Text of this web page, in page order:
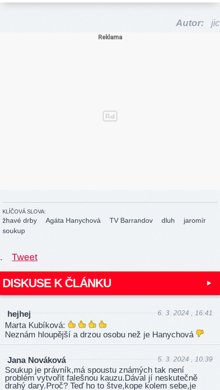
Autor: jic
KLÍČOVÁ SLOVA:
žhavé drby Agáta Hanychová TV Barrandov dluh
jaromír
soukup
. Tweet
DISKUSE K ČLÁNKU
hejhej 6. 3. 2024 , 16:41
Marta Kubíková:
Neznám hloupější a drzou osobu než je Hanychová
Jana Nováková 5. 3. 2024 , 10:39
Soukup je právník,má spoustu známých tak není
problém vytvořit falešnou kauzu.Dával jí neskutečně
drahý dary.Proč? Teď ho to štve,kope kolem sebe,je